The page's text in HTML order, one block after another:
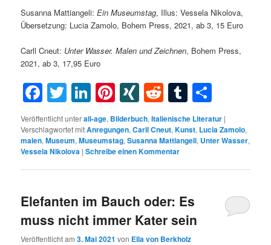
Susanna Mattiangeli:Ein Museumstag, Illus: Vessela Nikolova,
Übersetzung: Lucia Zamolo, Bohem Press, 2021, ab 3, 15 Euro
Carll Cneut: Unter Wasser. Malen und Zeichnen, Bohem Press,
2021, ab 3, 17,95 Euro
Facebook
Twitter
LinkedIn
Pinterest
XINGRedditTumblr
Veröffentlicht unterall-age, Bilderbuch,Italienische Literatur |
Verschlagwortet mitAnregungen,Carll Cneut,Kunst, Lucia Zamolo,
malen,Museum,Museumstag,Susanna Mattiangeli, Unter Wasser,
Vessela Nikolova |Schreibe einen Kommentar
Elefanten im Bauch oder: Es
muss nicht immer Kater sein
Veröffentlicht am3. Mai 2021 von Ella von Berkholz